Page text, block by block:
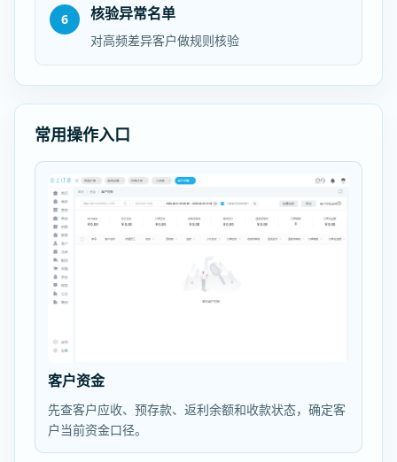
6 核验异常名单
对高频差异客户做规则核验
常用操作入口
客户资金
先查客户应收、预存款、返利余额和收款状态，确定客
户当前资金口径。